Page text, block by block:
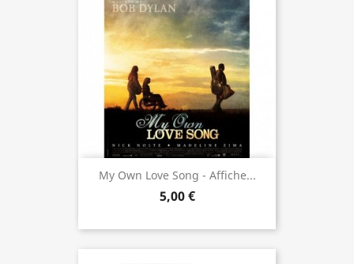
My Own Love Song - Affiche...
5,00 €